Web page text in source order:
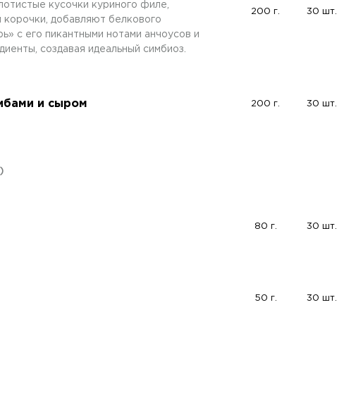
кусочки куриного филе,
добавляют белкового
с его пикантными нотами анчоусов и
создавая идеальный симбиоз.
200 г. 30 шт.
и сыром 200 г. 30 шт.
80 г. 30 шт.
50 г. 30 шт.